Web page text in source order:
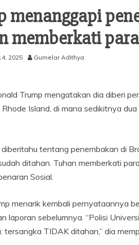
menanggapi
memberkati
2025 Gumelar Adithya
Trump mengatakan dia diberi
Rhode Island, di mana sedikitnya
tentang penembakan di
ditahan. Tuhan memberkati
Sosial.
menarik kembali pernyataannya
laporan sebelumnya. “Polisi
tersangka TIDAK ditahan,” dia